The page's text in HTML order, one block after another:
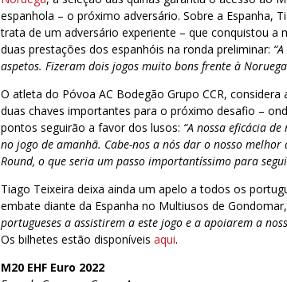
espanhola – o próximo adversário. Sobre a Espanha,
trata de um adversário experiente – que conquistou a
duas prestações dos espanhóis na ronda preliminar:
aspetos. Fizeram dois jogos muito bons frente à
O atleta do Póvoa AC Bodegão Grupo CCR,
duas chaves importantes para o próximo desafio –
pontos seguirão a favor dos lusos: “A nossa eficácia
no jogo de amanhã. Cabe-nos a nós dar o nosso
Round, o que seria um passo importantíssimo para
Tiago Teixeira deixa ainda um apelo a todos os
embate diante da Espanha no Multiusos de
portugueses a assistirem a este jogo e a apoiarem a
Os bilhetes estão disponíveisaqui.
M20 EHF Euro 2022